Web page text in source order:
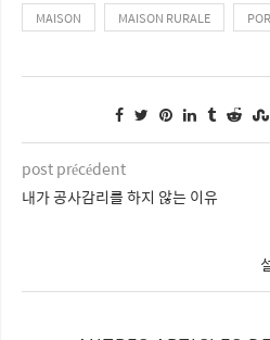
MAISON
MAISON RURALE
post précédent
내가 공사감리를 하지 않는 이유